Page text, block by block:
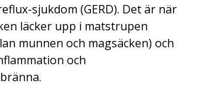
sjukdom (GERD). Det är när
läcker upp i matstrupen
munnen och magsäcken) och
och